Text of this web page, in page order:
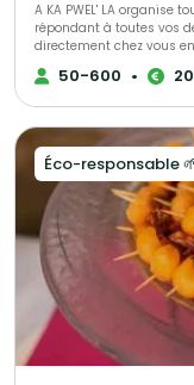
A KA PWEL' LA organise
répondant à toutes vos
directement chez vous
frais et antillais. Tout est
50-600 •
Éco-responsable